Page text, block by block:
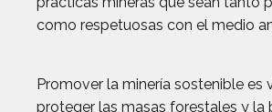
como respetuosas con el medio
Promover la minería sostenible es
proteger las masas forestales y la